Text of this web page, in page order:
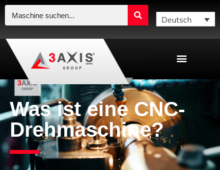
Deutsch
Was ist eine CNC-
Drehmaschine?